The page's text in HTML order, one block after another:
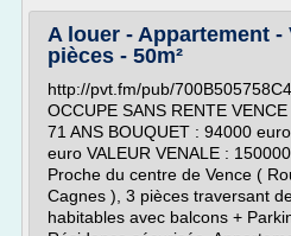
A louer - Appartement -
pièces - 50m²
http://pvt.fm/pub/
OCCUPE SANS RENTE
71 ANS BOUQUET : 94000
euro VALEUR VENALE :
Proche du centre de Vence (
Cagnes ), 3 pièces traversant
habitables avec balcons +